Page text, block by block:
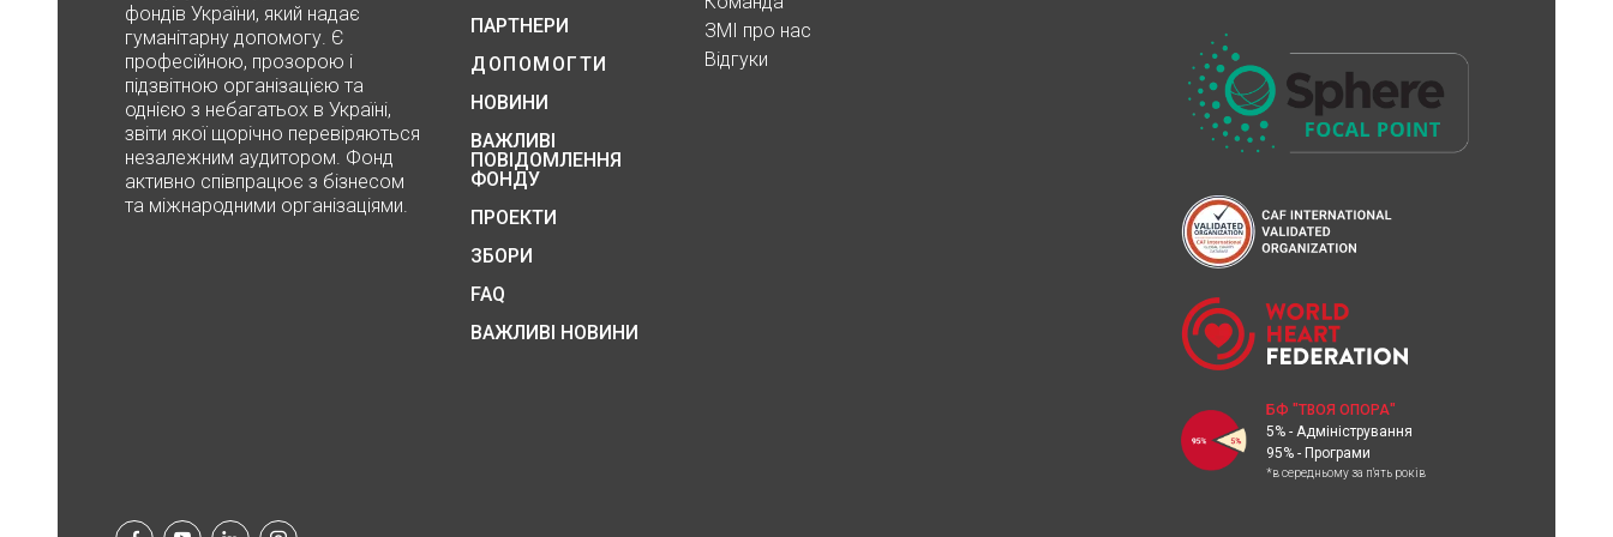
ЗМІ про нас
Відгуки
ПАРТНЕРИ
ДОПОМОГТИ
НОВИНИ
ВАЖЛИВІ
ПОВІДОМЛЕННЯ
ФОНДУ
ПРОЕКТИ
ЗБОРИ
FAQ
ВАЖЛИВІ НОВИНИ
фондів України, який надає
гуманітарну допомогу. Є
професійною, прозорою і
підзвітною організацією та
однією з небагатьох в Україні,
звіти якої щорічно перевіряються
незалежним аудитором. Фонд
активно співпрацює з бізнесом
та міжнародними організаціями.
БФ "ТВОЯ ОПОРА"
5% - Адміністрування
95% - Програми
*в середньому за п'ять років